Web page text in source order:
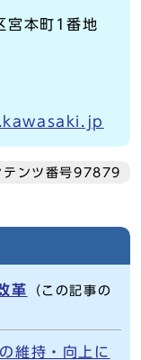
本町1番地
テンツ番号97879
革
（この記事の
維持・向上に